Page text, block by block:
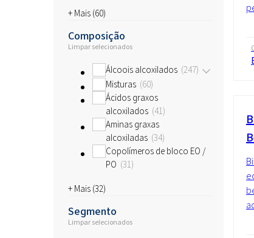
+ Mais (60)
Composição
Limpar selecionados
Álcoois alcoxilados 247
Misturas 60
Ácidos graxos
alcoxilados 41
Aminas graxas
alcoxiladas 34
Copolímeros de bloco EO /
PO 31
+ Mais (32)
Segmento
Limpar selecionados